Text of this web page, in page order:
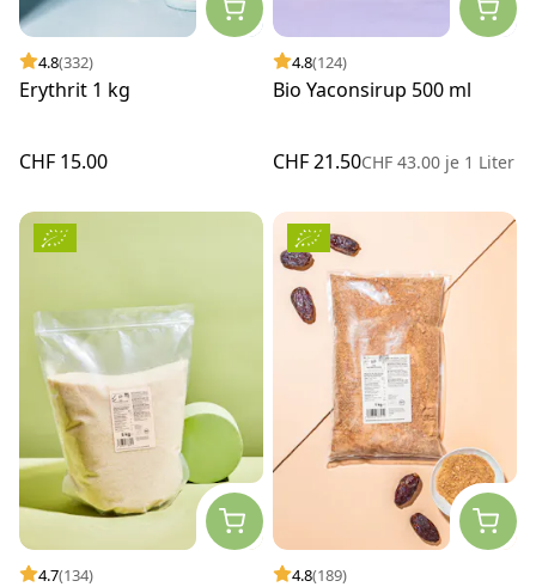
4.8(332)
Erythrit 1 kg
CHF 15.00
4.8(124)
Bio Yaconsirup 500 ml
CHF 21.50CHF 43.00 je 1 Liter
4.7(134) 4.8(189)